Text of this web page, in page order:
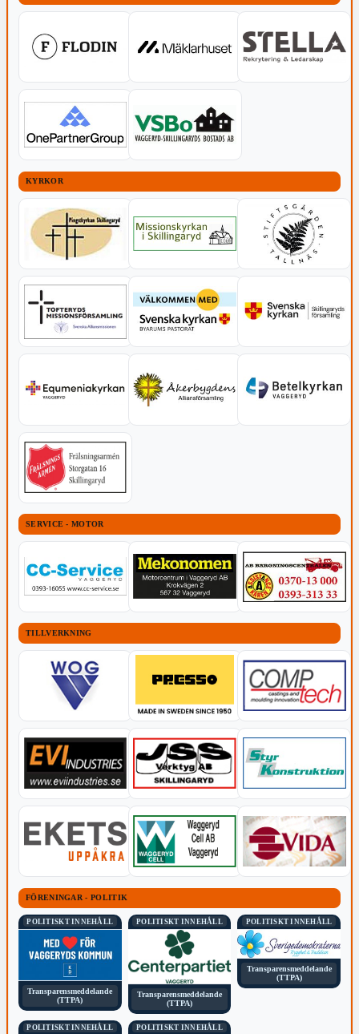
KYRKOR
SERVICE - MOTOR
TILLVERKNING
FÖRENINGAR - POLITIK
POLITISKT INNEHÅLL
Transparensmeddelande
(TTPA)
POLITISKT INNEHÅLL
Transparensmeddelande
(TTPA)
POLITISKT INNEHÅLL
Transparensmeddelande
(TTPA)
POLITISKT INNEHÅLL POLITISKT INNEHÅLL